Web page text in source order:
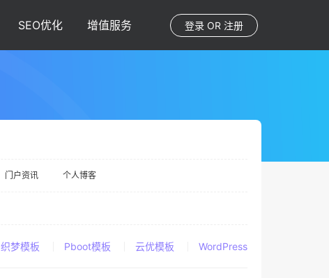
登录 OR 注册
SEO优化 增值服务
门户资讯 个人博客
织梦模板 Pboot模板 云优模板 WordPress